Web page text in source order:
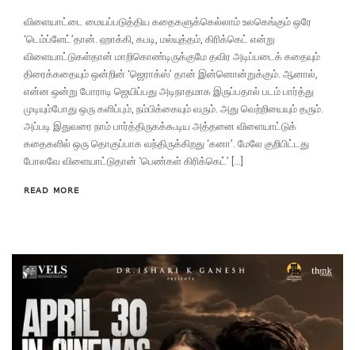
விளையாட்டை மையப்படுத்திய கதைகளுக்கெல்லாம் உலகெங்கும் ஒரே
‘டெம்ப்ளேட்’தான். ஹாக்கி, கபடி, மல்யுத்தம், கிரிக்கெட் என்று
விளையாட்டுகள்தான் மாறிகொண்டிருக்குமே தவிர அடிப்படைக் கதையும்
திரைக்கதையும் ஒன்றின் ‘ஜெராக்ஸ்’ தான் இன்னொன்றுக்கும். ஆனால்,
என்ன ஒன்று போராடி ஜெயிப்பது அடிநாதமாக இருப்பதால் படம் பார்த்து
முடியும்போது ஒரு களிப்பும், நம்பிக்கையும் வரும். அது வெற்றியையும் தரும்.
அப்படி இதுவரை நாம் பார்த்திருகக்கூடிய அத்தனை விளையாட்டுக்
கதைகளில் ஒரு தொகுப்பாக வந்திருக்கிறது ‘கனா’. மேலே குறிபிட்டது
போலவே விளையாட்டுதான் ‘பெண்கள் கிரிக்கெட்’ […]
READ MORE